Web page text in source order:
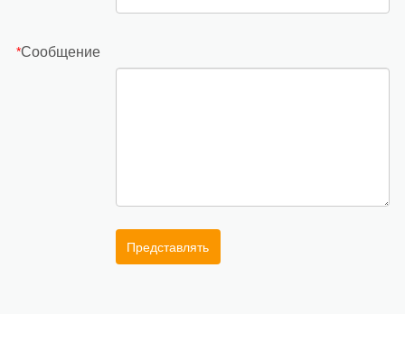
*Сообщение
Представлять